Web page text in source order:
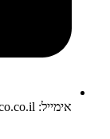
אימייל: redco@redco.co.il